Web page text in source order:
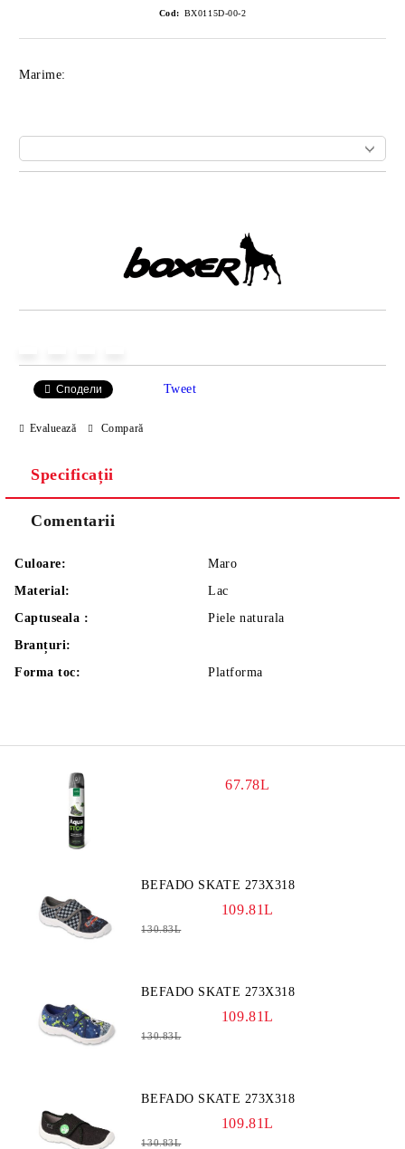
Cod: BX0115D-00-2
Marime:
Сподели Tweet
Evaluează Compară
Specificații
Comentarii
Culoare:
Maro
Material:
Lac
Captuseala :
Piele naturala
Branțuri:
Forma toc:
Platforma
67.78L
BEFADO SKATE 273X318
109.81L
130.83L
BEFADO SKATE 273X318
109.81L
130.83L
BEFADO SKATE 273X318
109.81L
130.83L